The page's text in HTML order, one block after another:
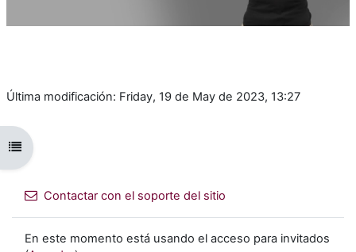
Abrir índice del curso
Última modificación: Friday, 19 de May de 2023, 13:27
Contactar con el soporte del sitio
En este momento está usando el acceso para invitados